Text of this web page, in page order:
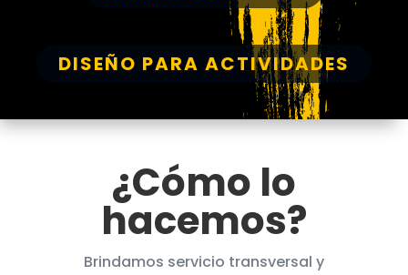
DISEÑO PARA ACTIVIDADES
¿Cómo lo
hacemos?
Brindamos servicio transversal y